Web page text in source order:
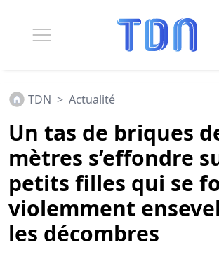
TDN > Actualité
Un tas de briques
mètres s’effondre
petits filles qui se
violemment
les décombres